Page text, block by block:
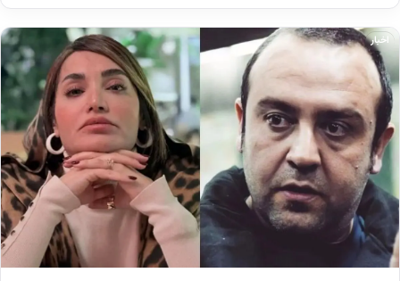
اخبار